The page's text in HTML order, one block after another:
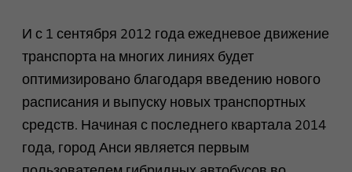
И с 1 сентября 2012 года ежедневое движение
транспорта на многих линиях будет
оптимизировано благодаря введению нового
расписания и выпуску новых транспортных
средств. Начиная с последнего квартала 2014
года, город Анси является первым
форме.
Имя _gat_gtag_UA_120925527_1
Поставщик Google Analytics
Продолжительность 1 минута